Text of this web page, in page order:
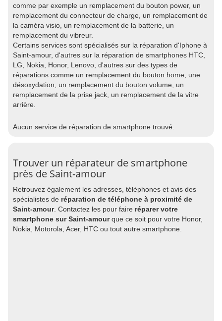
comme par exemple un remplacement du bouton power, un
remplacement du connecteur de charge, un remplacement de
la caméra visio, un remplacement de la batterie, un
remplacement du vibreur.
Certains services sont spécialisés sur la réparation d'Iphone à
Saint-amour, d'autres sur la réparation de smartphones HTC,
LG, Nokia, Honor, Lenovo, d'autres sur des types de
réparations comme un remplacement du bouton home, une
désoxydation, un remplacement du bouton volume, un
remplacement de la prise jack, un remplacement de la vitre
arrière.
Aucun service de réparation de smartphone trouvé.
Trouver un réparateur de smartphone
près de Saint-amour
Retrouvez également les adresses, téléphones et avis des
spécialistes de réparation de téléphone à proximité de
Saint-amour. Contactez les pour faire réparer votre
smartphone sur Saint-amourque ce soit pour votre Honor,
Nokia, Motorola, Acer, HTC ou tout autre smartphone.